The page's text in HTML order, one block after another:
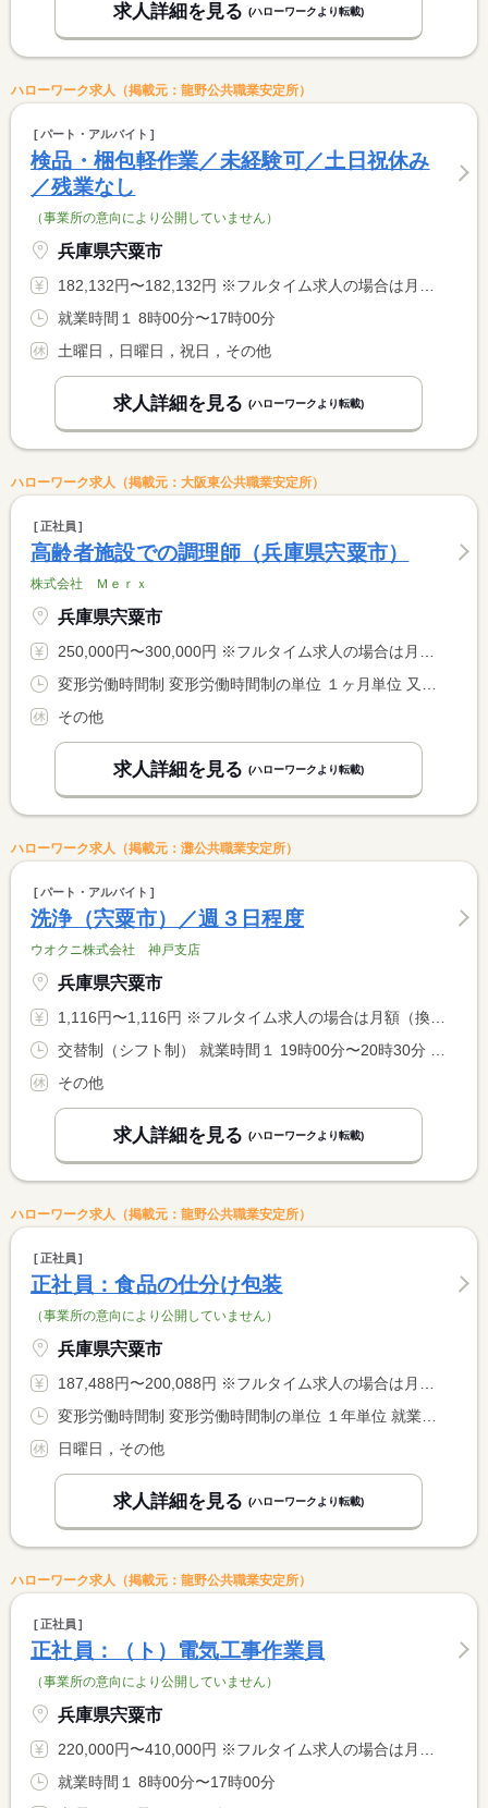
求人詳細を見る (ハローワークより転載)
ハローワーク求人（掲載元：龍野公共職業安定所）
パート・アルバイト
検品・梱包軽作業／未経験可／土日祝休み
／残業なし
（事業所の意向により公開していません）
兵庫県宍粟市
182,132円〜182,132円 ※フルタイム求人の場合は月額（換算額）、パート求人の場合は時間額を表示しています。
就業時間１ 8時00分〜17時00分
土曜日，日曜日，祝日，その他
求人詳細を見る (ハローワークより転載)
ハローワーク求人（掲載元：大阪東公共職業安定所）
正社員
高齢者施設での調理師（兵庫県宍粟市）
株式会社 Ｍｅｒｘ
兵庫県宍粟市
250,000円〜300,000円 ※フルタイム求人の場合は月額（換算額）、パート求人の場合は時間額を表示しています。
その他
求人詳細を見る (ハローワークより転載)
ハローワーク求人（掲載元：灘公共職業安定所）
パート・アルバイト
洗浄（宍粟市）／週３日程度
ウオクニ株式会社 神戸支店
兵庫県宍粟市
1,116円〜1,116円 ※フルタイム求人の場合は月額（換算額）、パート求人の場合は時間額を表示しています。
その他
求人詳細を見る (ハローワークより転載)
ハローワーク求人（掲載元：龍野公共職業安定所）
正社員
正社員：食品の仕分け包装
（事業所の意向により公開していません）
兵庫県宍粟市
187,488円〜200,088円 ※フルタイム求人の場合は月額（換算額）、パート求人の場合は時間額を表示しています。
日曜日，その他
求人詳細を見る (ハローワークより転載)
ハローワーク求人（掲載元：龍野公共職業安定所）
正社員
正社員：（ト）電気工事作業員
（事業所の意向により公開していません）
兵庫県宍粟市
220,000円〜410,000円 ※フルタイム求人の場合は月額（換算額）、パート求人の場合は時間額を表示しています。
就業時間１ 8時00分〜17時00分